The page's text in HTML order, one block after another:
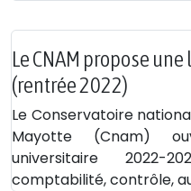
Le CNAM propose
(rentrée 2022)
Le Conservatoire
Mayotte (Cnam)
universitaire
comptabilité, contrôle,